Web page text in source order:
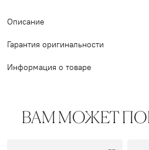
Описание
Гарантия оригинальности
Информация о товаре
ВАМ МОЖЕТ